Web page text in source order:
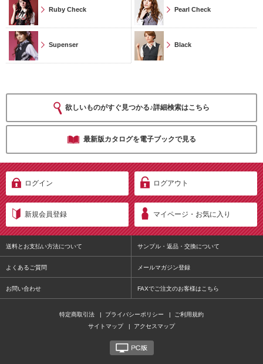
Ruby Check Pearl Check
Supenser Black
欲しいものがすぐ見つかる♪詳細検索はこちら
最新版カタログを電子ブックで見る
ログイン ログアウト
新規会員登録 マイページ・お気に入り
送料とお支払い方法について サンプル・返品・交換について
よくあるご質問 メールマガジン登録
お問い合わせ FAXでご注文のお客様はこちら
特定商取引法 | プライバシーポリシー |
ご利用規約
サイトマップ
| アクセスマップ